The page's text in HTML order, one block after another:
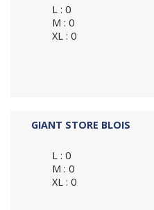
L : 0
M : 0
XL : 0
GIANT STORE BLOIS
L : 0
M : 0
XL : 0